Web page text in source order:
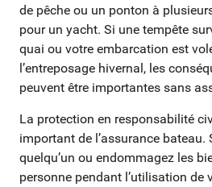
de pêche ou un ponton à
pour un yacht. Si une tempête
quai ou votre embarcation est
l’entreposage hivernal, les
peuvent être importantes sans
La protection en responsabilité
important de l’assurance bateau.
quelqu’un ou endommagez les
personne pendant l’utilisation de